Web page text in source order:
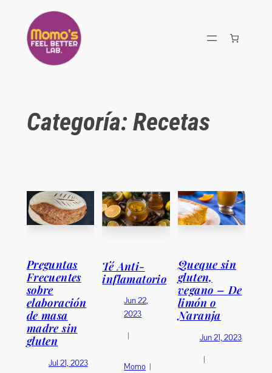
contenido
Categoría: Recetas
Preguntas
Frecuentes
sobre
elaboración
de masa
madre sin
gluten
Jul 21, 2023
Té Anti-
inflamatorio
Jun 22,
2023
|
Momo |
Queque sin
gluten,
vegano – De
limón o
Naranja
Jun 21, 2023
|